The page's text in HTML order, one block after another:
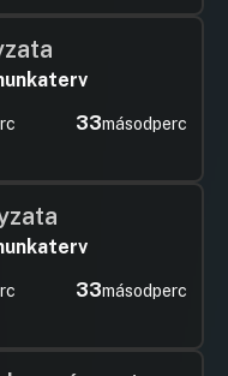
33másodperc
33másodperc